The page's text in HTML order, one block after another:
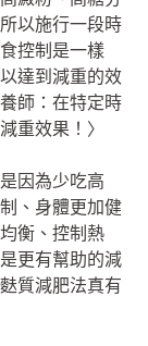
以施行一段時
控制是一樣
達到減重的效
師：在特定時
重效果！〉
因為少吃高
、身體更加健
衡、控制熱
更有幫助的減
質減肥法真有